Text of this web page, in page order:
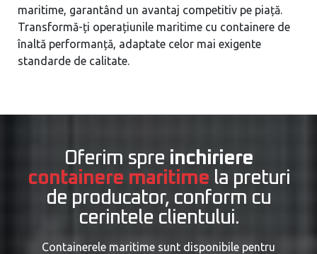
maritime, garantând un avantaj competitiv pe piață.
Transformă-ți operațiunile maritime cu containere de
înaltă performanță, adaptate celor mai exigente
standarde de calitate.
Oferim spre inchiriere
containere maritime la preturi
de producator, conform cu
cerintele clientului.
Containerele maritime sunt disponibile pentru